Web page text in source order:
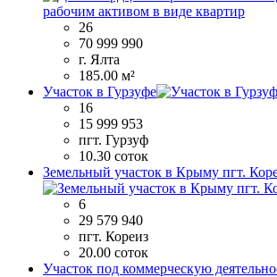
26
70 999 990
г. Ялта
185.00 м²
Участок в Гурзуфе
16
15 999 953
пгт. Гурзуф
10.30 соток
Земельный участок в Крыму пгт.
6
29 579 940
пгт. Кореиз
20.00 соток
Участок под коммерческую